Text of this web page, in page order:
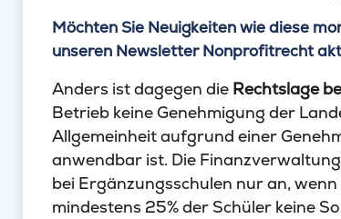
Möchten Sie Neuigkeiten wie diese
unseren Newsletter Nonprofitrecht
Anders ist dagegen die Rechtslage
Betrieb keine Genehmigung der
Allgemeinheit aufgrund einer
anwendbar ist. Die
bei Ergänzungsschulen nur an,
mindestens 25% der Schüler keine